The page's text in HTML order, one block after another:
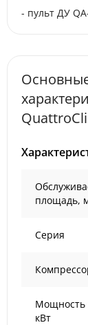
- пульт ДУ
площадь,
Серия
Мощность
кВт